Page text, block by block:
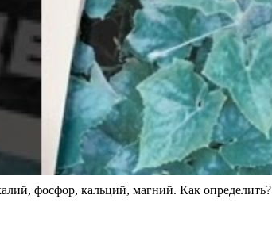
фосфор, кальций, магний. Как определить?